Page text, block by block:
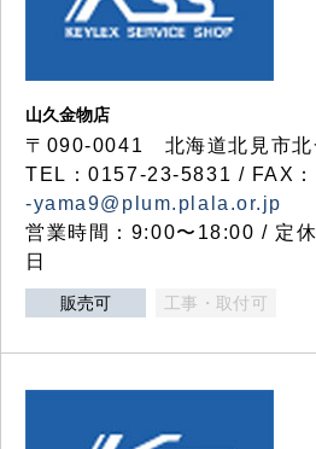
山久金物店
〒090-0041 北海道北見市北
TEL：0157-23-5831 / FAX
-yama9@plum.plala.or.jp
営業時間：9:00〜18:00 / 定
日
販売可 工事・取付可